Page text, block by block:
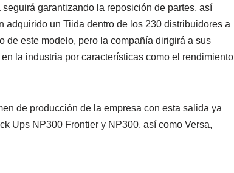
garantizando la reposición de partes, así
un Tiida dentro de los 230 distribuidores a
de este modelo, pero la compañía dirigirá a sus
la industria por características como el rendimiento
de producción de la empresa con esta salida ya
Ups NP300 Frontier y NP300, así como Versa,